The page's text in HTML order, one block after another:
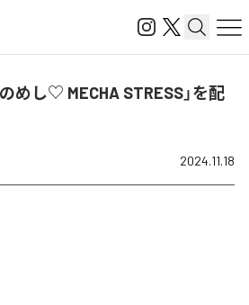
めし♡ MECHA STRESS」を配
2024.11.18